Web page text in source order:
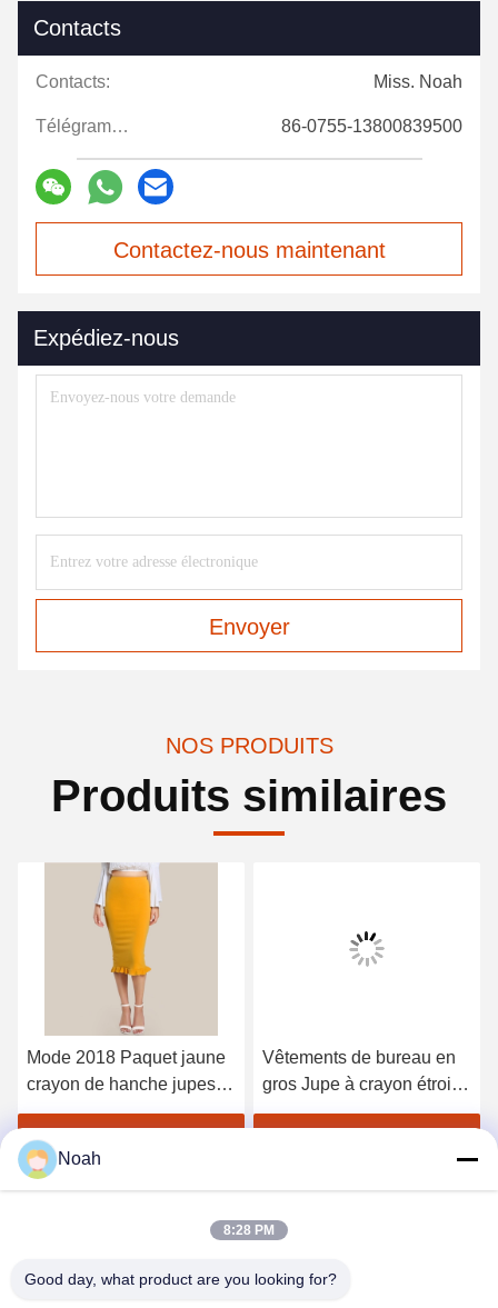
Contacts
Contacts: Miss. Noah
Télégramme: 86-0755-13800839500
Contactez-nous maintenant
Expédiez-nous
Envoyer
NOS PRODUITS
Produits similaires
Mode 2018 Paquet jaune
crayon de hanche jupes
de bureau femmes
Obtenez le meilleur prix
Vêtements de bureau en
gros Jupe à crayon étroite
Femmes
Noah
8:28 PM
Good day, what product are you looking for?